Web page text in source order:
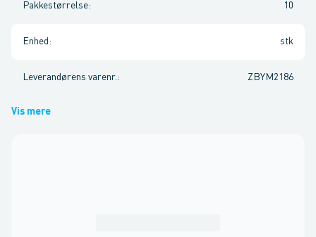
Pakkestørrelse: 10
Enhed : stk
Leverandørens varenr. : ZBYM2186
Vis mere